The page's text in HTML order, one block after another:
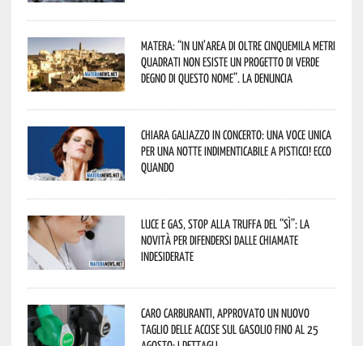
Matera: “In un’area di oltre cinquemila metri
quadrati non esiste un progetto di verde
degno di questo nome”. La denuncia
Chiara Galiazzo in concerto: una voce unica
per una notte indimenticabile a Pisticci! Ecco
quando
Luce e gas, stop alla truffa del “Sì”: la
novità per difendersi dalle chiamate
indesiderate
Caro carburanti, approvato un nuovo
taglio delle accise sul gasolio fino al 25